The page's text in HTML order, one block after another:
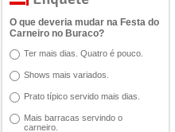
O que deveria mudar na Festa do
Carneiro no Buraco?
Ter mais dias. Quatro é pouco.
Shows mais variados.
Prato típico servido mais dias.
Mais barracas servindo o
carneiro.